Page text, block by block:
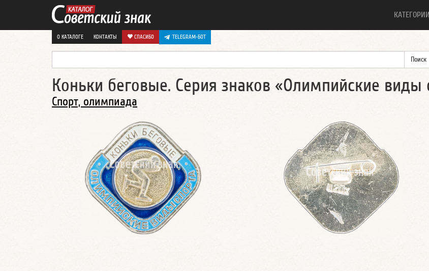
КАТЕГОРИИ
О КАТАЛОГЕ КОНТАКТЫ СПАСИБО TELEGRAM-БОТ
Коньки беговые. Серия знаков «Олимпийские виды
Спорт, олимпиада